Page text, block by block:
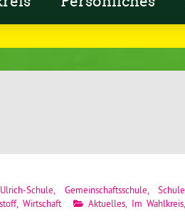
Schule Gemeinschaftsschule ,Schule
,Wirtschaft Aktuelles, Im Wahlkreis